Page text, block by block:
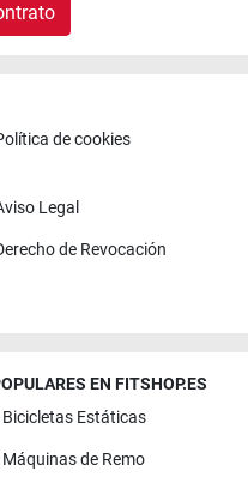
de cookies
Legal
de Revocación
EN FITSHOP.ES
Bicicletas Estáticas
Máquinas de Remo